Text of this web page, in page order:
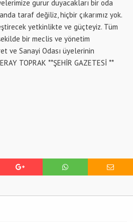
gurur duyacakları bir oda
taraf değiliz, hiçbir çıkarımız yok.
yetkinlikte ve güçteyiz. Tüm
bir meclis ve yönetim
ve Sanayi Odası üyelerinin
TOPRAK **ŞEHİR GAZETESİ **